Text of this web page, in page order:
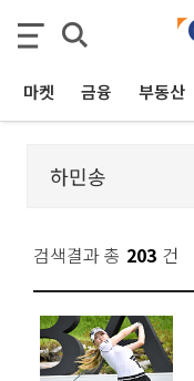
마켓 금융 부동산
검색결과 총 203 건